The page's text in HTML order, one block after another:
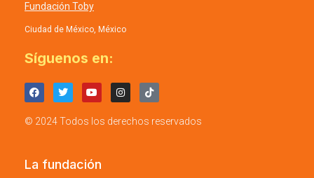
Fundación Toby
Ciudad de México, México
Síguenos en:
© 2024 Todos los derechos reservados
La fundación